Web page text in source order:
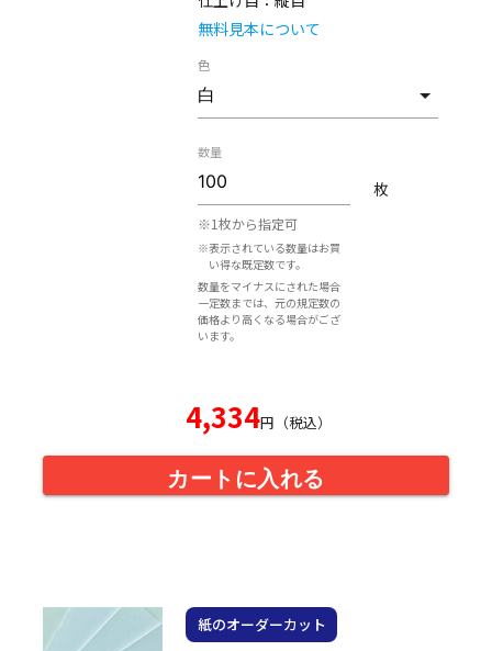
無料見本について
色
数量
※1枚から指定可
※表示されている数量はお買
い得な既定数です。
数量をマイナスにされた場合
一定数までは、元の規定数の
価格より高くなる場合がござ
います。
枚
4,334円（税込）
カートに入れる
紙のオーダーカット